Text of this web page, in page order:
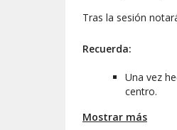
Tras la sesión
Recuerda:
Una vez
centro.
Mostrar más